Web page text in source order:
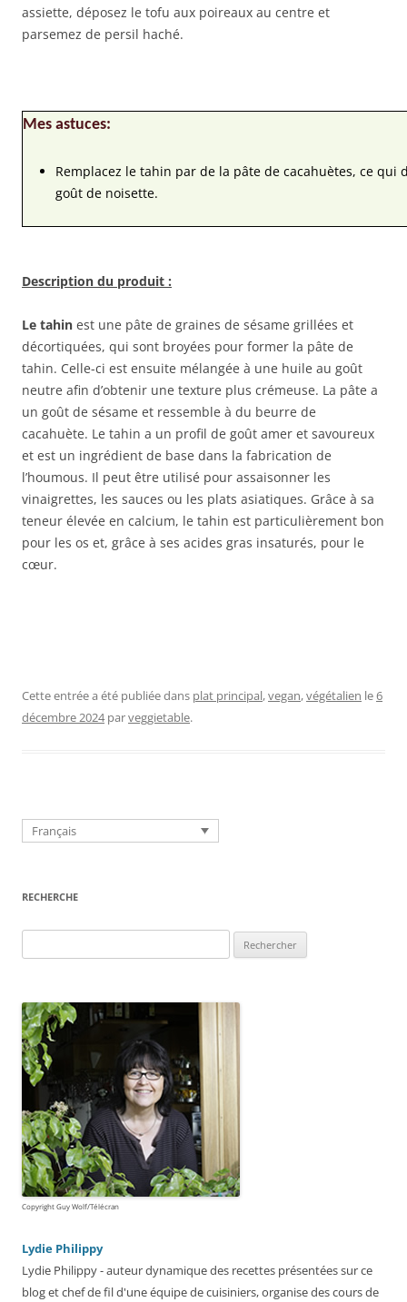
assiette, déposez le tofu aux poireaux au centre et
parsemez de persil haché.
Mes astuces:
Remplacez le tahin par de la pâte de cacahuètes, ce qui
goût de noisette.
Description du produit :
Le tahin est une pâte de graines de sésame grillées et
décortiquées, qui sont broyées pour former la pâte de
tahin. Celle-ci est ensuite mélangée à une huile au goût
neutre afin d’obtenir une texture plus crémeuse. La pâte a
un goût de sésame et ressemble à du beurre de
cacahuète. Le tahin a un profil de goût amer et savoureux
et est un ingrédient de base dans la fabrication de
l’houmous. Il peut être utilisé pour assaisonner les
vinaigrettes, les sauces ou les plats asiatiques. Grâce à sa
teneur élevée en calcium, le tahin est particulièrement bon
pour les os et, grâce à ses acides gras insaturés, pour le
cœur.
Cette entrée a été publiée dans plat principal,vegan,végétalien le6
décembre 2024 parveggietable.
Français
RECHERCHE
Copyright Guy Wolf/Télécran
Lydie Philippy
Lydie Philippy - auteur dynamique des recettes présentées sur ce
blog et chef de fil d'une équipe de cuisiniers, organise des cours de